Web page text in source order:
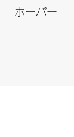
ホーパー